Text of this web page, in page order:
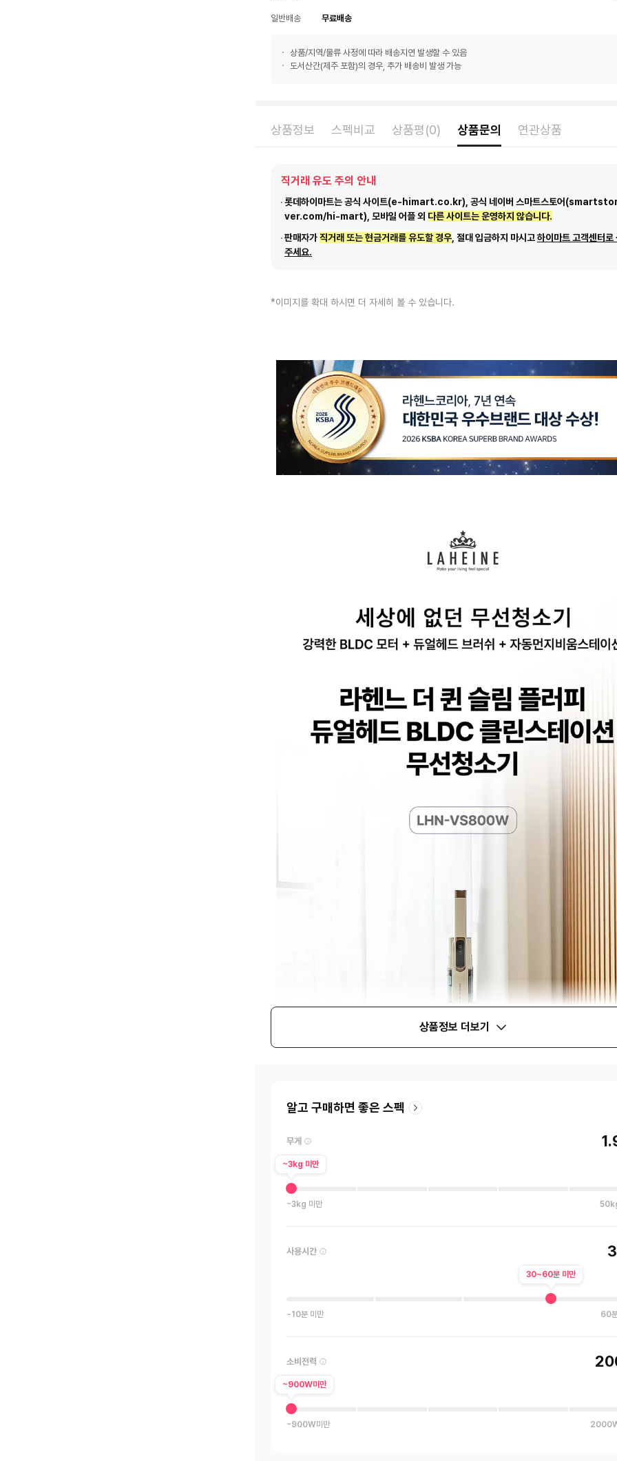
일반배송 무료배송
상품/지역/물류 사정에 따라 배송지연 발생할 수 있음
도서산간(제주 포함)의 경우, 추가 배송비 발생 가능
상품정보 스펙비교 상품평(0) 상품문의 연관상품
직거래 유도 주의 안내
롯데하이마트는 공식 사이트(e-himart.co.kr), 공식 네이버 스마트스토어
ver.com/hi-mart), 모바일 어플 외 다른 사이트는 운영하지 않습니다.
판매자가직거래 또는 현금거래를 유도할 경우 , 절대 입금하지 마시고하이마트 고객센터로
주세요.
*이미지를 확대 하시면 더 자세히 볼 수 있습니다.
상품정보 더보기
알고 구매하면 좋은 스펙
무게
~3kg 미만
~3kg 미만
사용시간
30~60분 미만
~10분 미만 60
소비전력
~900W미만
~900W미만